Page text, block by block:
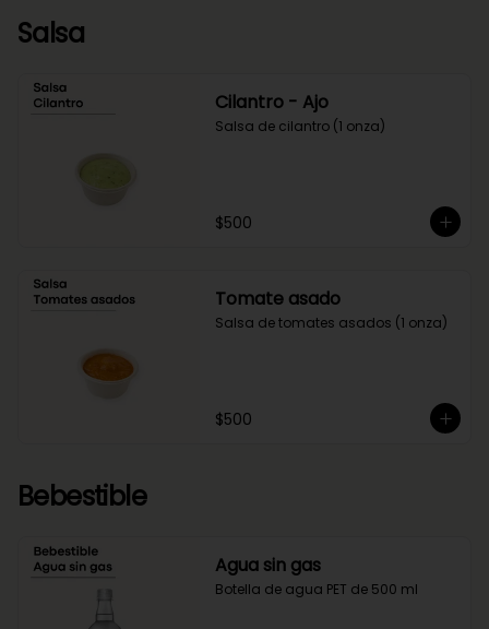
Salsa
Cilantro - Ajo
Salsa de cilantro (1 onza)
$500
Tomate asado
Salsa de tomates asados (1 onza)
$500
Bebestible
Agua sin gas
Botella de agua PET de 500 ml